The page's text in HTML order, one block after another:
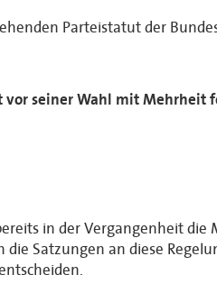
Parteistatut der
vor seiner Wahl mit Mehrheit
in der Vergangenheit
Satzungen an diese